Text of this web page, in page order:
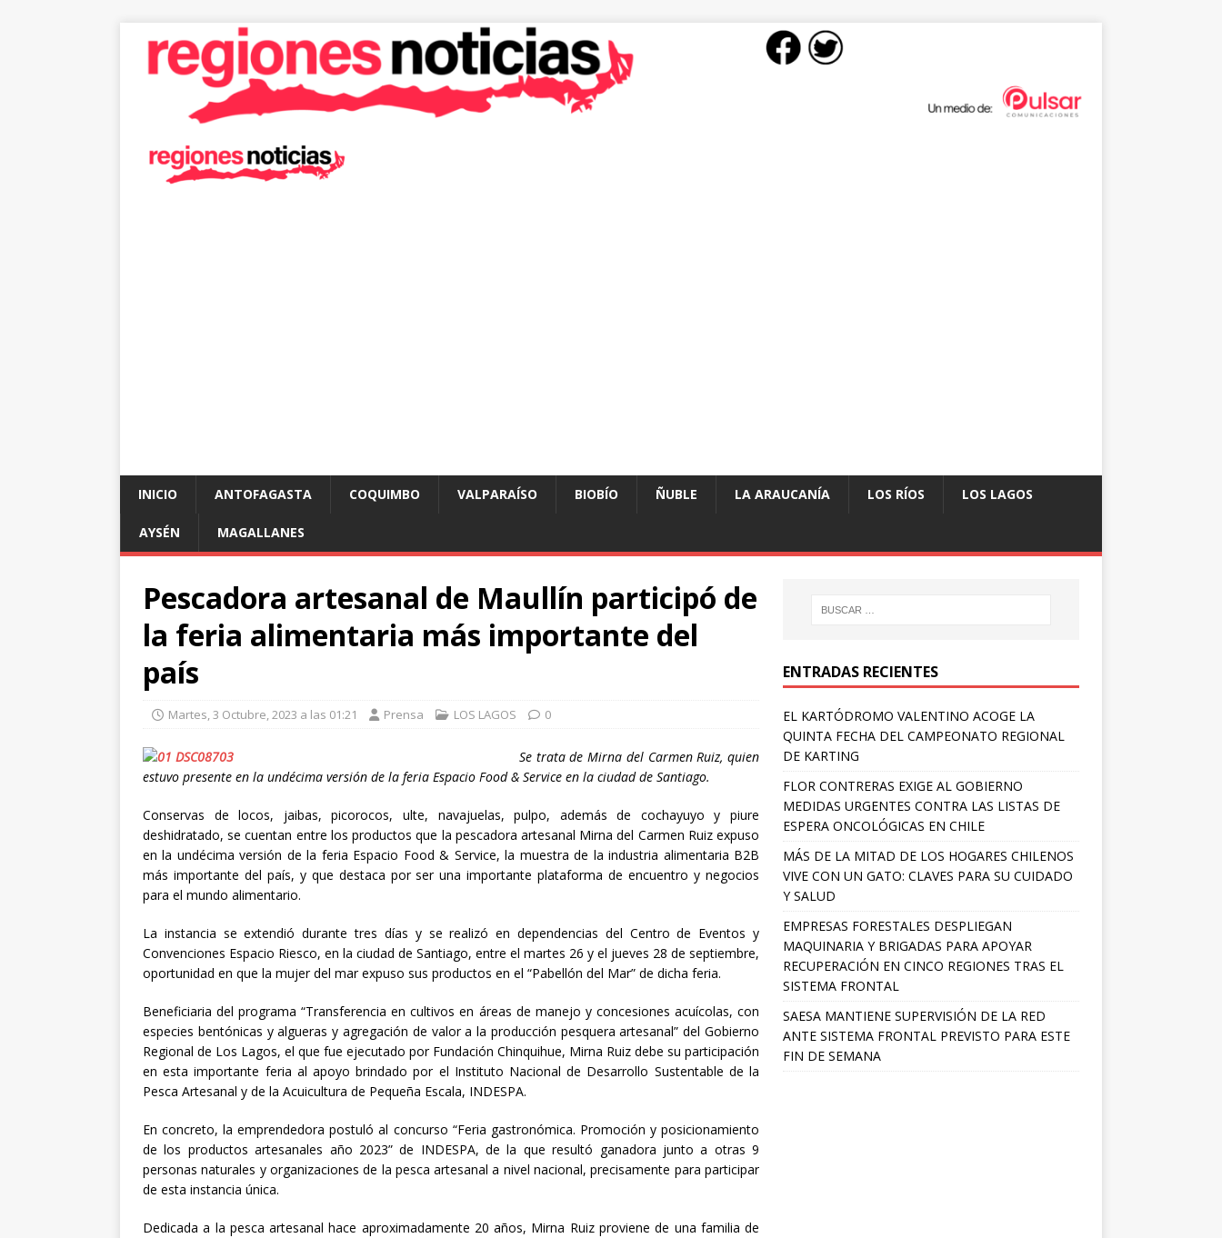
INICIO ANTOFAGASTA COQUIMBO VALPARAÍSO BIOBÍO ÑUBLE LA ARAUCANÍA LOS RÍOS LOS LAGOS
AYSÉN MAGALLANES
Pescadora artesanal de Maullín participó de
la feria alimentaria más importante del
país
Martes, 3 Octubre, 2023 a las 01:21 Prensa LOS LAGOS 0
Se trata de Mirna del Carmen Ruiz, quien
estuvo presente en la undécima versión de la feria Espacio Food & Service en la ciudad de Santiago.
Conservas de locos, jaibas, picorocos, ulte, navajuelas, pulpo, además de cochayuyo y piure
deshidratado, se cuentan entre los productos que la pescadora artesanal Mirna del Carmen Ruiz expuso
en la undécima versión de la feria Espacio Food & Service, la muestra de la industria alimentaria B2B
más importante del país, y que destaca por ser una importante plataforma de encuentro y negocios
para el mundo alimentario.
La instancia se extendió durante tres días y se realizó en dependencias del Centro de Eventos y
Convenciones Espacio Riesco, en la ciudad de Santiago, entre el martes 26 y el jueves 28 de septiembre,
oportunidad en que la mujer del mar expuso sus productos en el “Pabellón del Mar” de dicha feria.
Beneficiaria del programa “Transferencia en cultivos en áreas de manejo y concesiones acuícolas, con
especies bentónicas y algueras y agregación de valor a la producción pesquera artesanal” del Gobierno
Regional de Los Lagos, el que fue ejecutado por Fundación Chinquihue, Mirna Ruiz debe su participación
en esta importante feria al apoyo brindado por el Instituto Nacional de Desarrollo Sustentable de la
Pesca Artesanal y de la Acuicultura de Pequeña Escala, INDESPA.
En concreto, la emprendedora postuló al concurso “Feria gastronómica. Promoción y posicionamiento
de los productos artesanales año 2023” de INDESPA, de la que resultó ganadora junto a otras 9
personas naturales y organizaciones de la pesca artesanal a nivel nacional, precisamente para participar
de esta instancia única.
Dedicada a la pesca artesanal hace aproximadamente 20 años, Mirna Ruiz proviene de una familia de
ENTRADAS RECIENTES
EL KARTÓDROMO VALENTINO ACOGE LA
QUINTA FECHA DEL CAMPEONATO REGIONAL
DE KARTING
FLOR CONTRERAS EXIGE AL GOBIERNO
MEDIDAS URGENTES CONTRA LAS LISTAS DE
ESPERA ONCOLÓGICAS EN CHILE
MÁS DE LA MITAD DE LOS HOGARES CHILENOS
VIVE CON UN GATO: CLAVES PARA SU CUIDADO
Y SALUD
EMPRESAS FORESTALES DESPLIEGAN
MAQUINARIA Y BRIGADAS PARA APOYAR
RECUPERACIÓN EN CINCO REGIONES TRAS EL
SISTEMA FRONTAL
SAESA MANTIENE SUPERVISIÓN DE LA RED
ANTE SISTEMA FRONTAL PREVISTO PARA ESTE
FIN DE SEMANA